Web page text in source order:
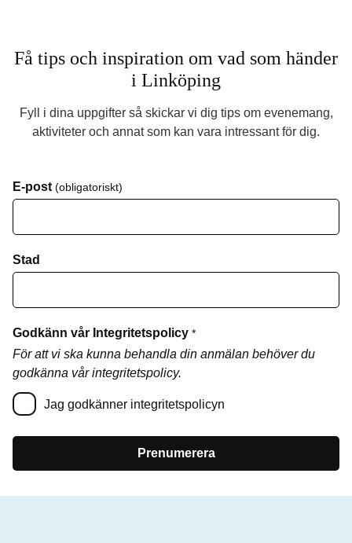
Få tips och inspiration om vad som händer
i Linköping
Fyll i dina uppgifter så skickar vi dig tips om evenemang,
aktiviteter och annat som kan vara intressant för dig.
E-post (obligatoriskt)
Stad
Godkänn vår Integritetspolicy *
För att vi ska kunna behandla din anmälan behöver du
godkänna vår integritetspolicy.
Jag godkänner integritetspolicyn
Prenumerera